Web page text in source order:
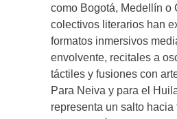
como Bogotá, Medellín o
colectivos literarios han
formatos inmersivos
envolvente, recitales a
táctiles y fusiones con
Para Neiva y para el
representa un salto hacia